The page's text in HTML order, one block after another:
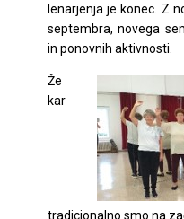
lenarjenja je konec. Z
septembra, novega
in ponovnih aktivnosti.
Že
kar
tradicionalno smo na